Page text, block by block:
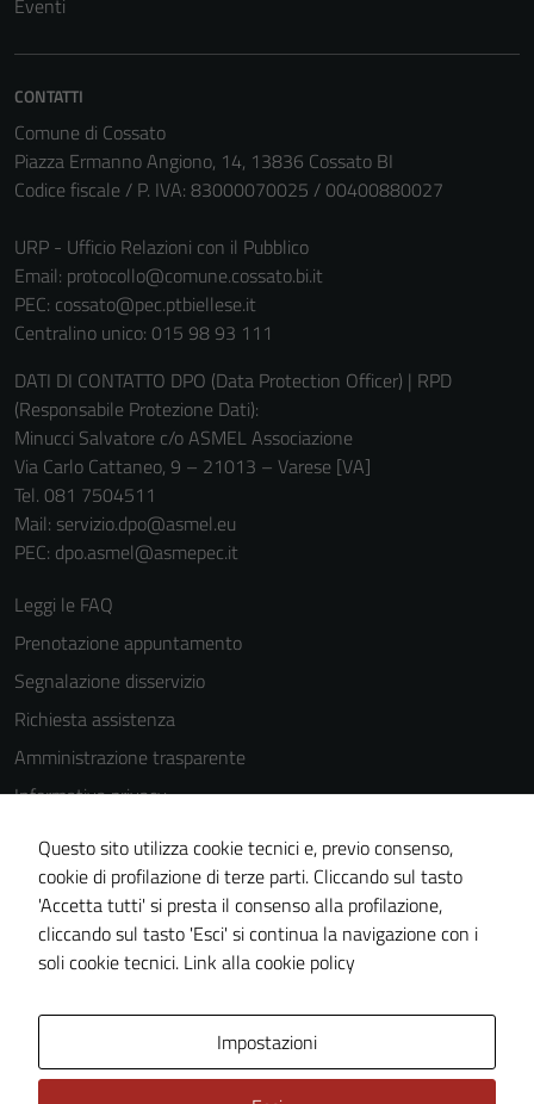
Eventi
CONTATTI
Comune di Cossato
Piazza Ermanno Angiono, 14, 13836 Cossato BI
Codice fiscale / P. IVA: 83000070025 / 00400880027
URP - Ufficio Relazioni con il Pubblico
Email: protocollo@comune.cossato.bi.it
PEC: cossato@pec.ptbiellese.it
Centralino unico: 015 98 93 111
DATI DI CONTATTO DPO (Data Protection Officer) | RPD
(Responsabile Protezione Dati):
Minucci Salvatore c/o ASMEL Associazione
Via Carlo Cattaneo, 9 – 21013 – Varese [VA]
Tel. 081 7504511
Mail: servizio.dpo@asmel.eu
PEC: dpo.asmel@asmepec.it
Leggi le FAQ
Prenotazione appuntamento
Segnalazione disservizio
Richiesta assistenza
Amministrazione trasparente
Informativa privacy
Cookie Policy
Note legali
Dichiarazione di accessibilità
Piano di miglioramento del sito
Questo sito utilizza cookie tecnici e, previo consenso,
cookie di profilazione di terze parti. Cliccando sul tasto
'Accetta tutti' si presta il consenso alla profilazione,
cliccando sul tasto 'Esci' si continua la navigazione con i
soli cookie tecnici. Link alla cookie policy
Impostazioni
essere
informazioni
personali.